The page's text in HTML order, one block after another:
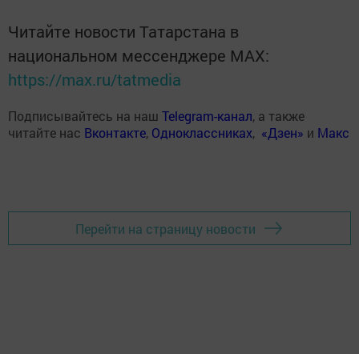
Читайте новости Татарстана в
национальном мессенджере MАХ:
https://max.ru/tatmedia
Подписывайтесь на наш Telegram-канал, а также
читайте нас Вконтакте, Одноклассниках, «Дзен» и Макс
Перейти на страницу новости